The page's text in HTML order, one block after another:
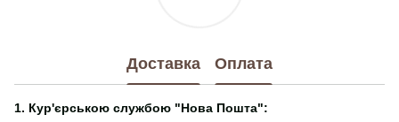
Доставка Оплата
1. Кур'єрською службою "Нова Пошта":